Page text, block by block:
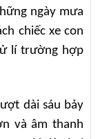
ngày mưa
chiếc xe con
lí trường hợp
dài sáu bảy
và âm thanh